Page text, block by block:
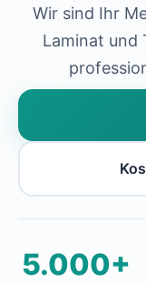
Wir sind Ihr
Laminat und
5.000+